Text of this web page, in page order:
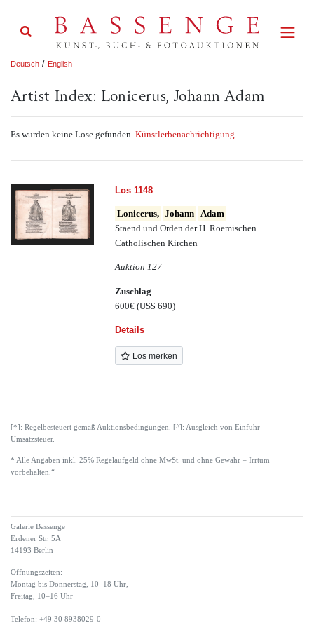
Deutsch / English
Artist Index: Lonicerus, Johann Adam
Es wurden keine Lose gefunden. Künstlerbenachrichtigung
Los 1148
Lonicerus, Johann Adam
Staend und Orden der H. Roemischen
Catholischen Kirchen
Auktion 127
Zuschlag
600€(US$ 690)
Details
Los merken
[*]: Regelbesteuert gemäß Auktionsbedingungen. [^]: Ausgleich von Einfuhr-
Umsatzsteuer.
* Alle Angaben inkl. 25% Regelaufgeld ohne MwSt. und ohne Gewähr – Irrtum
vorbehalten.“
Galerie Bassenge
Erdener Str. 5A
14193 Berlin
Öffnungszeiten:
Montag bis Donnerstag, 10–18 Uhr,
Freitag, 10–16 Uhr
Telefon: +49 30 8938029-0